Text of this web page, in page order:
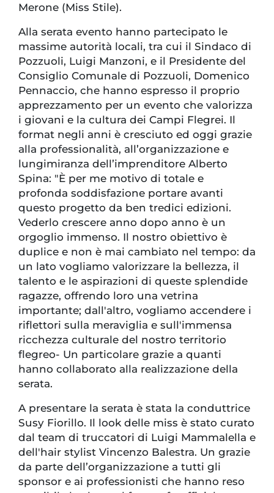
Merone (Miss Stile).
Alla serata evento hanno partecipato le
massime autorità locali, tra cui il Sindaco di
Pozzuoli, Luigi Manzoni, e il Presidente del
Consiglio Comunale di Pozzuoli, Domenico
Pennaccio, che hanno espresso il proprio
apprezzamento per un evento che valorizza
i giovani e la cultura dei Campi Flegrei. Il
format negli anni è cresciuto ed oggi grazie
alla professionalità, all’organizzazione e
lungimiranza dell’imprenditore Alberto
Spina: "È per me motivo di totale e
profonda soddisfazione portare avanti
questo progetto da ben tredici edizioni.
Vederlo crescere anno dopo anno è un
orgoglio immenso. Il nostro obiettivo è
duplice e non è mai cambiato nel tempo: da
un lato vogliamo valorizzare la bellezza, il
talento e le aspirazioni di queste splendide
ragazze, offrendo loro una vetrina
importante; dall'altro, vogliamo accendere i
riflettori sulla meraviglia e sull'immensa
ricchezza culturale del nostro territorio
flegreo- Un particolare grazie a quanti
hanno collaborato alla realizzazione della
serata.
A presentare la serata è stata la conduttrice
Susy Fiorillo. Il look delle miss è stato curato
dal team di truccatori di Luigi Mammalella e
dell'hair stylist Vincenzo Balestra. Un grazie
da parte dell’organizzazione a tutti gli
sponsor e ai professionisti che hanno reso